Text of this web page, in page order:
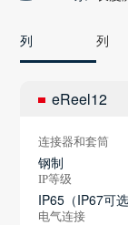
列 列
eReel12
连接器和套筒
钢制
IP等级
IP65（IP67可选
电气连接